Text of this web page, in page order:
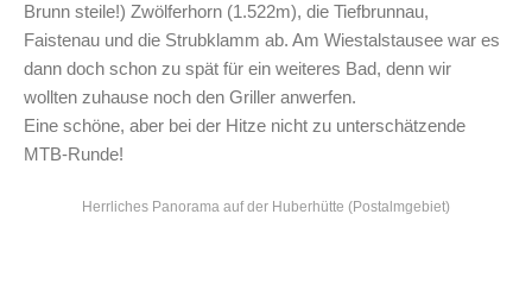
Brunn steile!) Zwölferhorn (1.522m), die Tiefbrunnau,
Faistenau und die Strubklamm ab. Am Wiestalstausee war es
dann doch schon zu spät für ein weiteres Bad, denn wir
wollten zuhause noch den Griller anwerfen.
Eine schöne, aber bei der Hitze nicht zu unterschätzende
MTB-Runde!
Herrliches Panorama auf der Huberhütte (Postalmgebiet)